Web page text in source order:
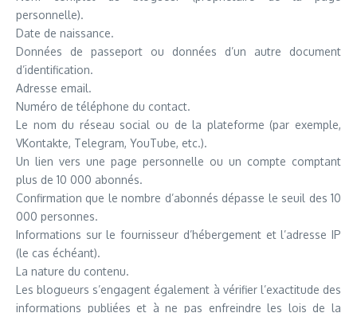
personnelle).
Date de naissance.
Données de passeport ou données d’un autre document
d’identification.
Adresse email.
Numéro de téléphone du contact.
Le nom du réseau social ou de la plateforme (par exemple,
VKontakte, Telegram, YouTube, etc.).
Un lien vers une page personnelle ou un compte comptant
plus de 10 000 abonnés.
Confirmation que le nombre d’abonnés dépasse le seuil des 10
000 personnes.
Informations sur le fournisseur d’hébergement et l’adresse IP
(le cas échéant).
La nature du contenu.
Les blogueurs s’engagent également à vérifier l’exactitude des
informations publiées et à ne pas enfreindre les lois de la